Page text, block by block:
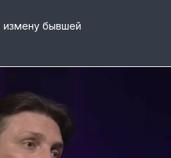
измену бывшей